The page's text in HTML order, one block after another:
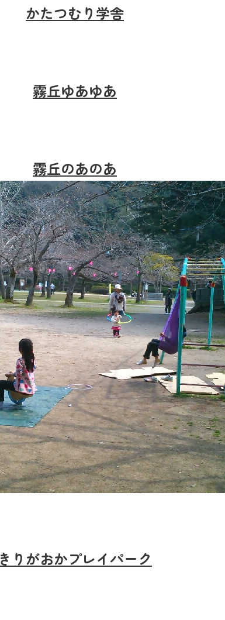
かたつむり学舎
霧丘ゆあゆあ
霧丘のあのあ
きりがおかプレイパーク